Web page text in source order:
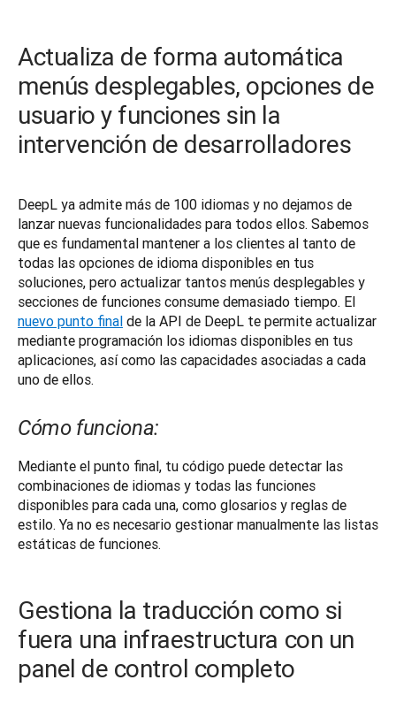
Actualiza de forma automática
menús desplegables, opciones de
usuario y funciones sin la
intervención de desarrolladores
DeepL ya admite más de 100 idiomas y no dejamos de
lanzar nuevas funcionalidades para todos ellos. Sabemos
que es fundamental mantener a los clientes al tanto de
todas las opciones de idioma disponibles en tus
soluciones, pero actualizar tantos menús desplegables y
nuevo punto final de la API de DeepL te permite actualizar
mediante programación los idiomas disponibles en tus
aplicaciones, así como las capacidades asociadas a cada
uno de ellos.
Cómo funciona:
Mediante el punto final, tu código puede detectar las
combinaciones de idiomas y todas las funciones
disponibles para cada una, como glosarios y reglas de
estilo. Ya no es necesario gestionar manualmente las listas
estáticas de funciones.
Gestiona la traducción como si
fuera una infraestructura con un
panel de control completo